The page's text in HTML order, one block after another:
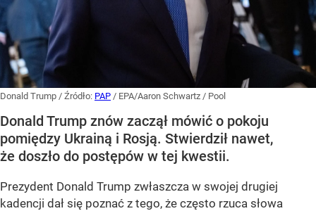
Donald Trump / Źródło: PAP / EPA/Aaron Schwartz / Pool
Donald Trump znów zaczął mówić o pokoju
pomiędzy Ukrainą i Rosją. Stwierdził nawet,
że doszło do postępów w tej kwestii.
Prezydent Donald Trump zwłaszcza w swojej drugiej
kadencji dał się poznać z tego, że często rzuca słowa